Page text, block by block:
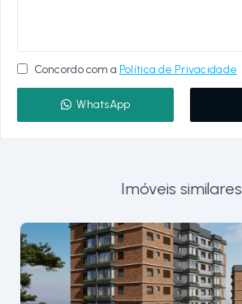
Concordo com a Política de Privacidade
WhatsApp
Imóveis similares